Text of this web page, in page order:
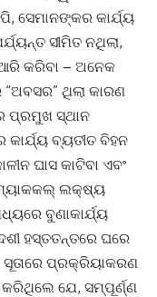
ସେମାନଙ୍କର କାର୍ଯ୍ୟ
ସୀମିତ ନଥିଲା,
କରିବା – ଅନେକ
ଥିଲା କାରଣ
ପ୍ରମୁଖ ସ୍ଥାନ
ବ୍ୟତୀତ ବିହନ
ଘାସ କାଟିବା ଏବଂ
ଲକ୍ଷ୍ୟ
ବୁଣାକାର୍ଯ୍ୟ
ହସ୍ତତନ୍ତରେ ଘରେ
ସୂତାରେ ପ୍ରକ୍ରିୟାକରଣ
କରିଥିଲେ ଯେ, ସମ୍ପୂର୍ଣ୍ଣ